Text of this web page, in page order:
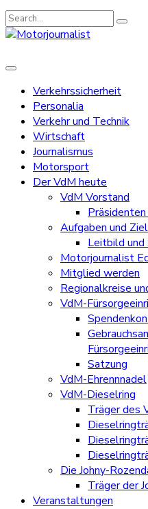
Search
for:
Verkehrssicherheit
Personalia
Verkehr und Technik
Wirtschaft
Journalismus
Motorsport
Der VdM heute
VdM Vorstand
Aufgaben und
Leitbild und
Motorjournalist
Mitglied werden
Regionalkreise
VdM-
Satzung
VdM-Ehrennnadel
VdM-Dieselring
Träger des
Die Johny-
Träger der
Veranstaltungen